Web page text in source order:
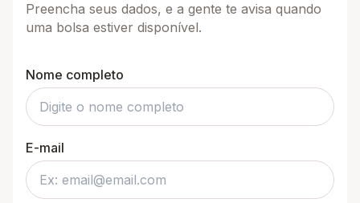
Preencha seus dados, e a gente te avisa quando
uma bolsa estiver disponível.
Nome completo
E-mail